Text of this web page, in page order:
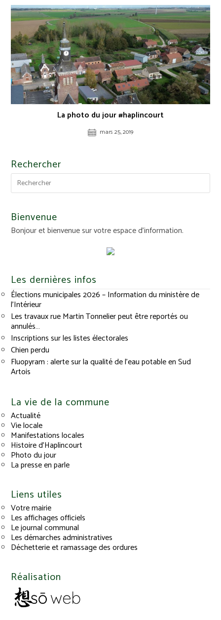
La photo du jour #haplincourt
mars 25, 2019
Rechercher
Bienvenue
Bonjour et bienvenue sur votre espace d'information.
Les dernières infos
Élections municipales 2026 – Information du ministère de
l’Intérieur
Les travaux rue Martin Tonnelier peut être reportés ou
annulés…
Inscriptions sur les listes électorales
Chien perdu
Fluopyram : alerte sur la qualité de l’eau potable en Sud
Artois
La vie de la commune
Actualité
Vie locale
Manifestations locales
Histoire d’Haplincourt
Photo du jour
La presse en parle
Liens utiles
Votre mairie
Les affichages officiels
Le journal communal
Les démarches administratives
Déchetterie et ramassage des ordures
Réalisation